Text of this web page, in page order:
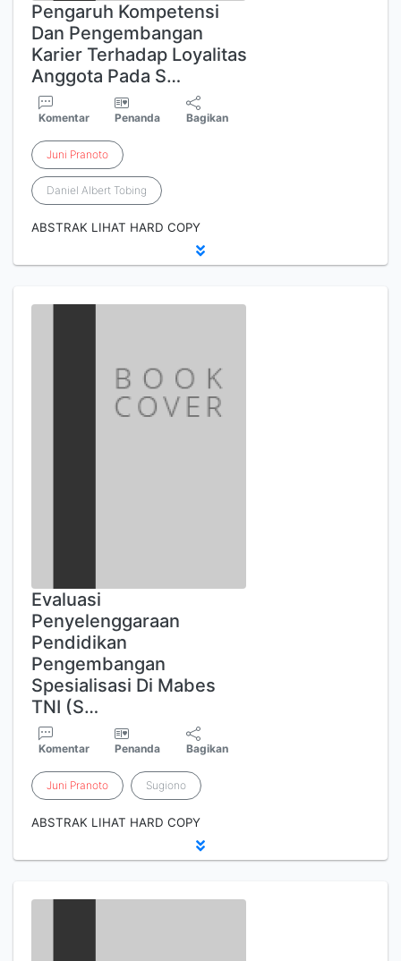
Pengaruh Kompetensi
Dan Pengembangan
Karier Terhadap Loyalitas
Anggota Pada S…
Komentar Penanda Bagikan
Juni Pranoto
Daniel Albert Tobing
ABSTRAK LIHAT HARD COPY
Evaluasi
Penyelenggaraan
Pendidikan
Pengembangan
Spesialisasi Di Mabes
TNI (S…
Komentar Penanda Bagikan
Juni Pranoto Sugiono
ABSTRAK LIHAT HARD COPY